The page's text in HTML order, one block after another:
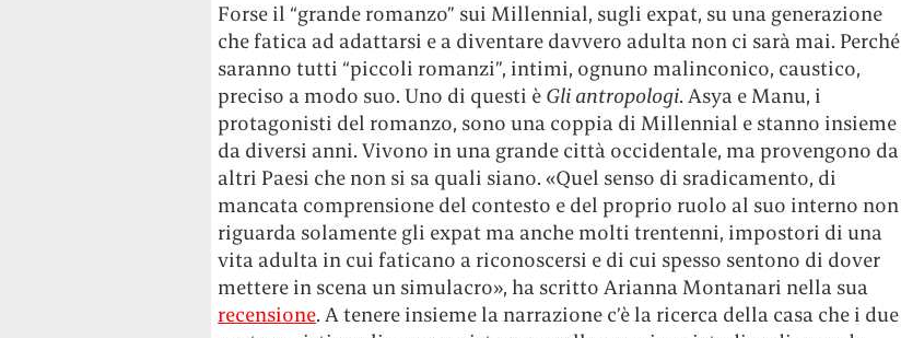
Forse il “grande romanzo” sui Millennial, sugli expat, su una generazione
che fatica ad adattarsi e a diventare davvero adulta non ci sarà mai. Perché
saranno tutti “piccoli romanzi”, intimi, ognuno malinconico, caustico,
preciso a modo suo. Uno di questi è Gli antropologi. Asya e Manu, i
protagonisti del romanzo, sono una coppia di Millennial e stanno insieme
da diversi anni. Vivono in una grande città occidentale, ma provengono da
altri Paesi che non si sa quali siano. «Quel senso di sradicamento, di
mancata comprensione del contesto e del proprio ruolo al suo interno non
riguarda solamente gli expat ma anche molti trentenni, impostori di una
vita adulta in cui faticano a riconoscersi e di cui spesso sentono di dover
mettere in scena un simulacro», ha scritto Arianna Montanari nella sua
recensione. A tenere insieme la narrazione c’è la ricerca della casa che i due